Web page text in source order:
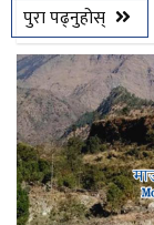
छापा
खोज
प्रोफाइल
ऊर्जा
विशेष
पुरा पढ्नुहोस्